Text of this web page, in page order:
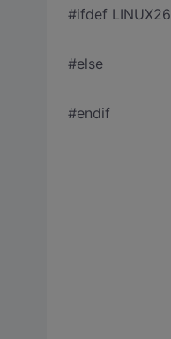
#ifdef LINUX26
#else
#endif